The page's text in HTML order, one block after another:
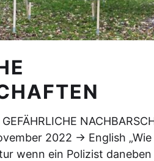
2022 -> English „Wie
wenn ein Polizist daneben